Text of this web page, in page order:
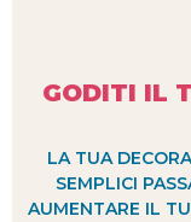
GODITI IL
LA TUA
SEMPLICI
AUMENTARE IL